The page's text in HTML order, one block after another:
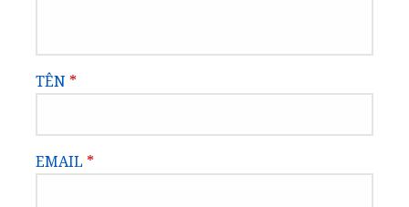
TÊN *
EMAIL *